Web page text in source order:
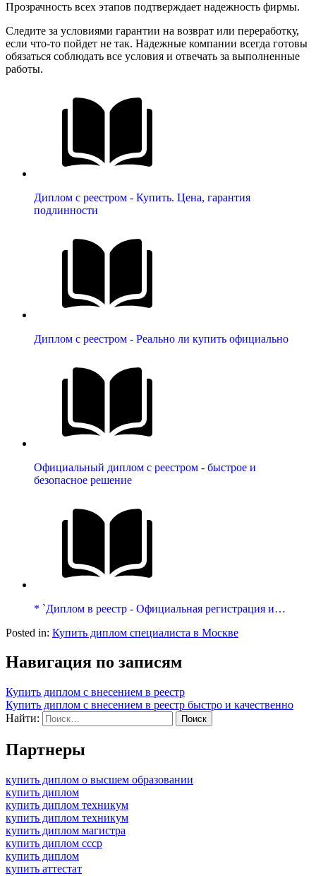
Прозрачность всех этапов подтверждает надежность фирмы.
Следите за условиями гарантии на возврат или переработку,
если что-то пойдет не так. Надежные компании всегда готовы
обязаться соблюдать все условия и отвечать за выполненные
работы.
Диплом с реестром - Купить. Цена, гарантия
подлинности
Диплом с реестром - Реально ли купить официально
Официальный диплом с реестром - быстрое и
безопасное решение
* `Диплом в реестр - Официальная регистрация и…
Posted in: Купить диплом специалиста в Москве
Навигация по записям
Купить диплом с внесением в реестр
Купить диплом с внесением в реестр быстро и качественно
Найти:
Партнеры
купить диплом о высшем образовании
купить диплом
купить диплом техникум
купить диплом техникум
купить диплом магистра
купить диплом ссср
купить диплом
купить аттестат